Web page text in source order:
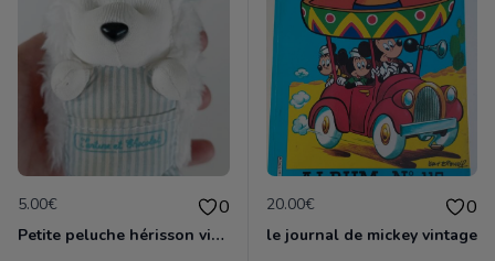
5.00€ 0
Petite peluche hérisson vintage tartine et chocolat
20.00€ 0
le journal de mickey vintage